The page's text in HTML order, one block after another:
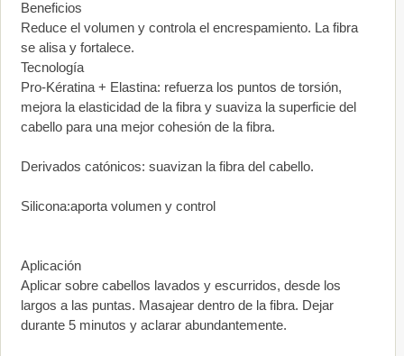
Beneficios
Reduce el volumen y controla el encrespamiento. La fibra
se alisa y fortalece.
Tecnología
Pro-Kératina + Elastina: refuerza los puntos de torsión,
mejora la elasticidad de la fibra y suaviza la superficie del
cabello para una mejor cohesión de la fibra.
Derivados catónicos: suavizan la fibra del cabello.
Silicona:aporta volumen y control
Aplicación
Aplicar sobre cabellos lavados y escurridos, desde los
largos a las puntas. Masajear dentro de la fibra. Dejar
durante 5 minutos y aclarar abundantemente.